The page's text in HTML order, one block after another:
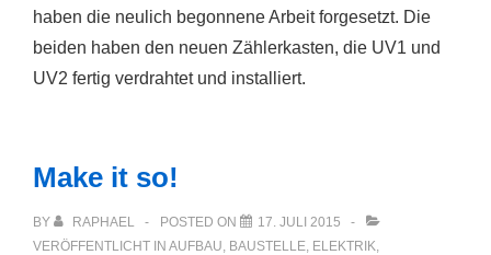
haben die neulich begonnene Arbeit forgesetzt. Die
beiden haben den neuen Zählerkasten, die UV1 und
UV2 fertig verdrahtet und installiert.
Make it so!
BY RAPHAEL POSTED ON
17. JULI 2015
VERÖFFENTLICHT IN AUFBAU, BAUSTELLE, ELEKTRIK,